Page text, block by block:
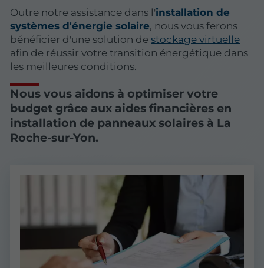
Outre notre assistance dans l'installation de
systèmes d'énergie solaire, nous vous ferons
bénéficier d'une solution destockage virtuelle
afin de réussir votre transition énergétique dans
les meilleures conditions.
Nous vous aidons à optimiser votre
budget grâce aux aides financières en
installation de panneaux solaires à La
Roche-sur-Yon.